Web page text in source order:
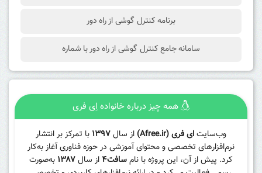
برنامه کنترل گوشی از راه دور
سامانه جامع کنترل گوشی از راه دور با شماره
همه چیز درباره خانواده اِی فری
وب‌سایتای فری (Afree.ir) از سال۱۳۹۷ با تمرکز بر انتشار
نرم‌افزارهای تخصصی و محتوای آموزشی در حوزه فناوری آغاز به‌کار
کرد. پیش از آن، این پروژه با نامسافت۴ از سال۱۳۸۷ به‌صورت